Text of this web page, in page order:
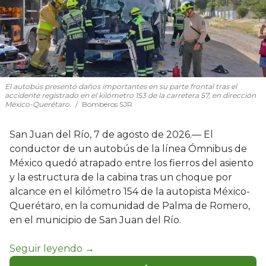
El autobús presentó daños importantes en su parte frontal tras el
accidente registrado en el kilómetro 153 de la carretera 57, en dirección
México-Querétaro.
Bomberos SJR
San Juan del Río, 7 de agosto de 2026.— El
conductor de un autobús de la línea Ómnibus de
México quedó atrapado entre los fierros del asiento
y la estructura de la cabina tras un choque por
alcance en el kilómetro 154 de la autopista México-
Querétaro, en la comunidad de Palma de Romero,
en el municipio de San Juan del Río.